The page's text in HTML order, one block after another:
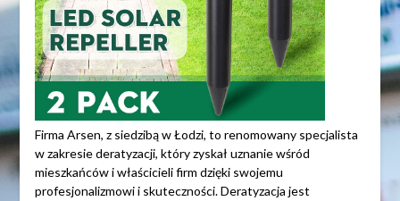
Firma Arsen, z siedzibą w Łodzi, to renomowany specjalista
w zakresie deratyzacji, który zyskał uznanie wśród
mieszkańców i właścicieli firm dzięki swojemu
profesjonalizmowi i skuteczności. Deratyzacja jest